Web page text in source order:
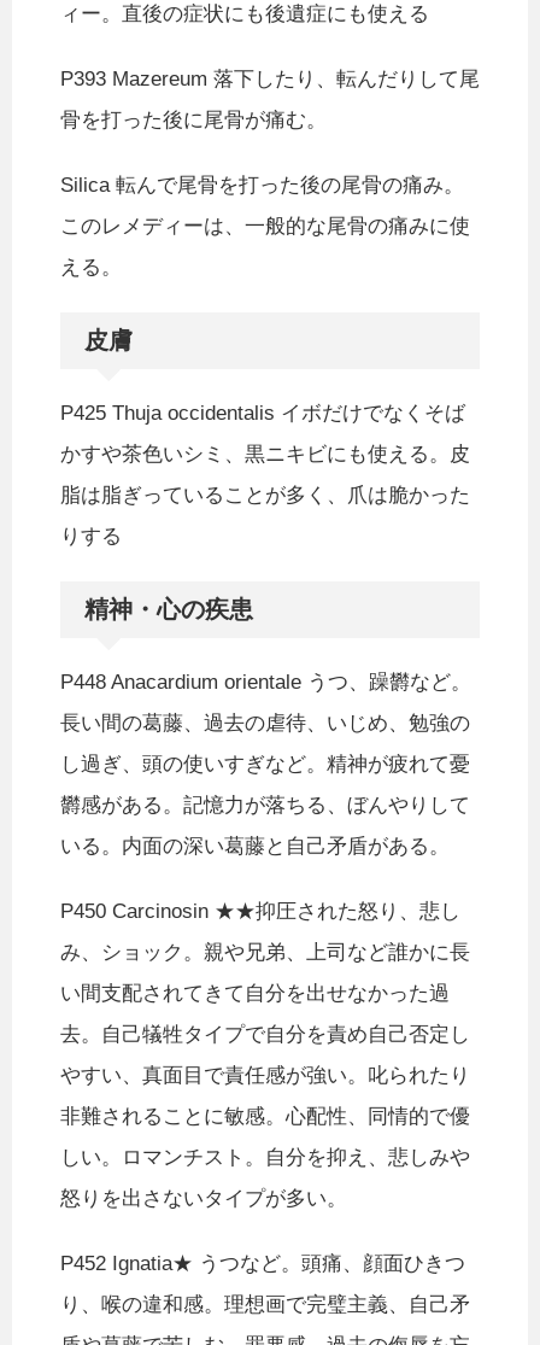
ィー。直後の症状にも後遺症にも使える
P393 Mazereum 落下したり、転んだりして尾
骨を打った後に尾骨が痛む。
Silica 転んで尾骨を打った後の尾骨の痛み。
このレメディーは、一般的な尾骨の痛みに使
える。
皮膚
P425 Thuja occidentalis イボだけでなくそば
かすや茶色いシミ、黒ニキビにも使える。皮
脂は脂ぎっていることが多く、爪は脆かった
りする
精神・心の疾患
P448 Anacardium orientale うつ、躁欝など。
長い間の葛藤、過去の虐待、いじめ、勉強の
し過ぎ、頭の使いすぎなど。精神が疲れて憂
欝感がある。記憶力が落ちる、ぼんやりして
いる。内面の深い葛藤と自己矛盾がある。
P450 Carcinosin ★★抑圧された怒り、悲し
み、ショック。親や兄弟、上司など誰かに長
い間支配されてきて自分を出せなかった過
去。自己犠牲タイプで自分を責め自己否定し
やすい、真面目で責任感が強い。叱られたり
非難されることに敏感。心配性、同情的で優
しい。ロマンチスト。自分を抑え、悲しみや
怒りを出さないタイプが多い。
P452 Ignatia★ うつなど。頭痛、顔面ひきつ
り、喉の違和感。理想画で完璧主義、自己矛